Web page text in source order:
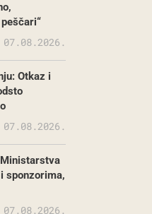
07.08.2026.
Otkaz i
07.08.2026.
sponzorima,
07.08.2026.